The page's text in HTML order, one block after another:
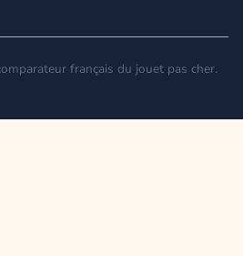
français du jouet pas cher.